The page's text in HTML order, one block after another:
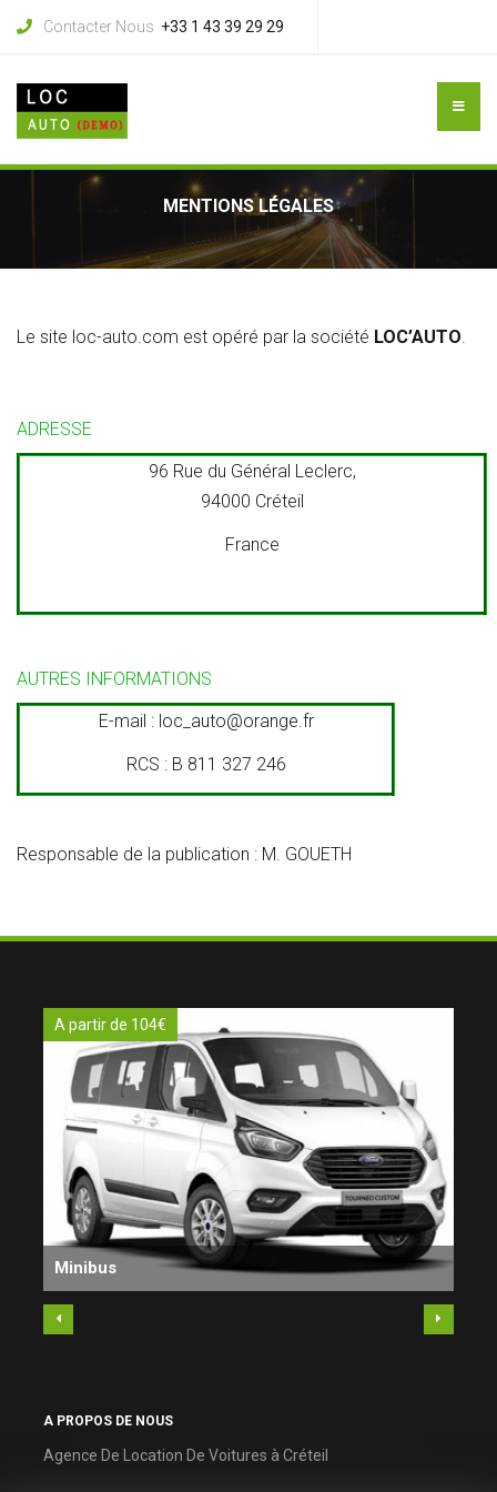
Contacter Nous +33 1 43 39 29 29
MENTIONS LÉGALES
Le site loc-auto.com est opéré par la société LOC’AUTO.
ADRESSE
96 Rue du Général Leclerc,
94000 Créteil
France
AUTRES INFORMATIONS
E-mail : loc_auto@orange.fr
RCS : B 811 327 246
Responsable de la publication : M. GOUETH
A partir de 104€
Minibus
A PROPOS DE NOUS
Agence De Location De Voitures à Créteil